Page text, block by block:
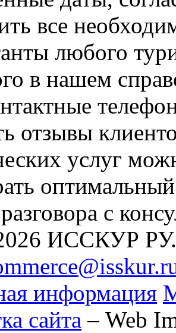
все
любого
в нашем
отзывы
услуг
с
ИССКУР РУ.
информация
сайта – Web